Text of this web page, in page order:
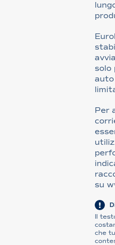
solo
auto
Per
su
Il
che